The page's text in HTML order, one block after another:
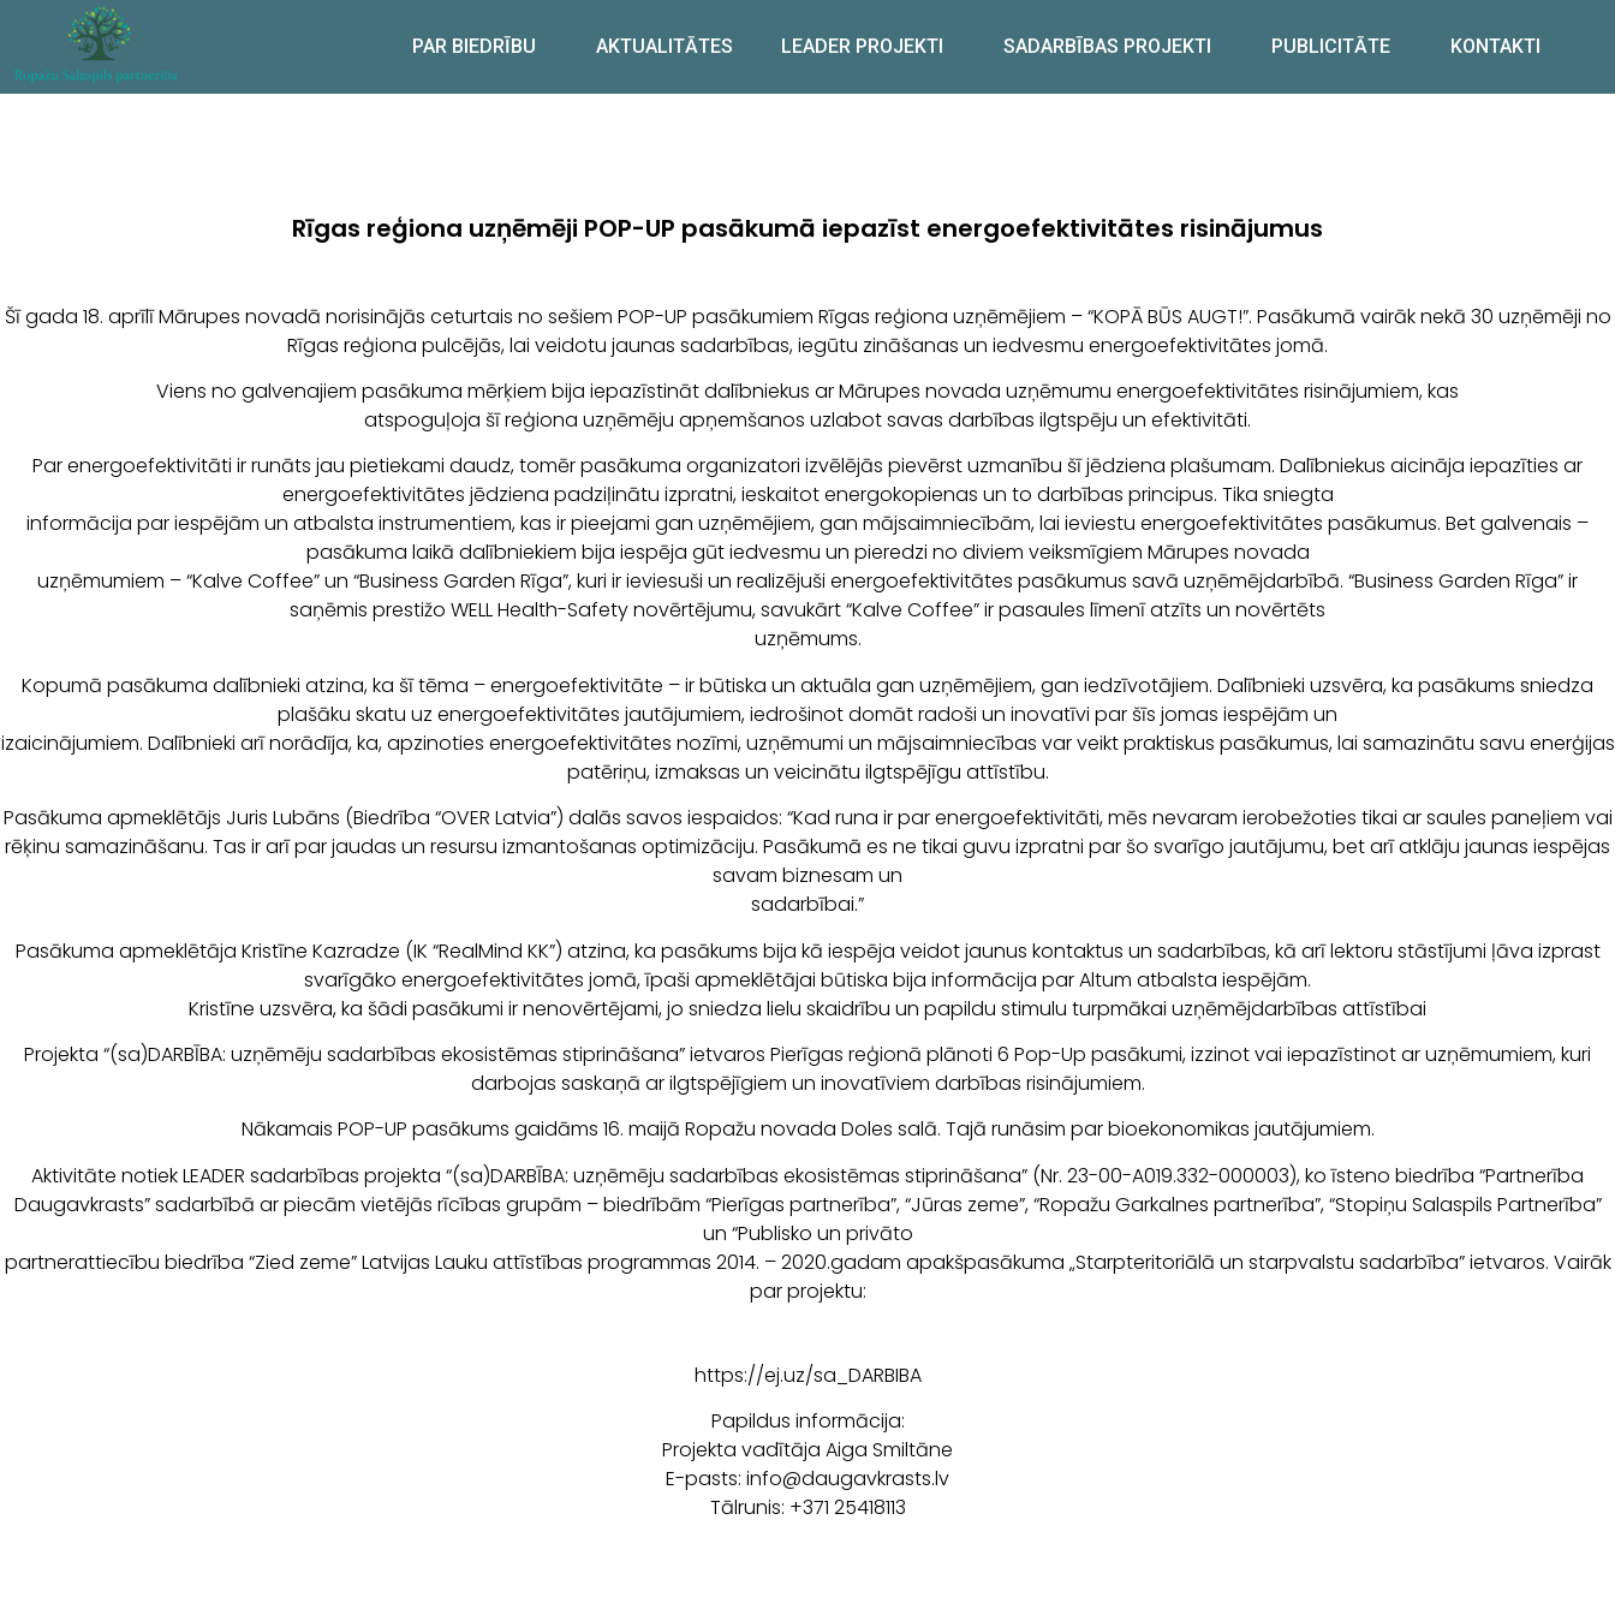
PAR BIEDRĪBU AKTUALITĀTES LEADER PROJEKTI SADARBĪBAS PROJEKTI PUBLICITĀTE KONTAKTI
Rīgas reģiona uzņēmēji POP-UP pasākumā iepazīst energoefektivitātes risinājumus
Šī gada 18. aprīlī Mārupes novadā norisinājās ceturtais no sešiem POP-UP pasākumiem Rīgas reģiona uzņēmējiem – “KOPĀ BŪS AUGT!”. Pasākumā vairāk nekā 30 uzņēmēji no
Rīgas reģiona pulcējās, lai veidotu jaunas sadarbības, iegūtu zināšanas un iedvesmu energoefektivitātes jomā.
Viens no galvenajiem pasākuma mērķiem bija iepazīstināt dalībniekus ar Mārupes novada uzņēmumu energoefektivitātes risinājumiem, kas
atspoguļoja šī reģiona uzņēmēju apņemšanos uzlabot savas darbības ilgtspēju un efektivitāti.
Par energoefektivitāti ir runāts jau pietiekami daudz, tomēr pasākuma organizatori izvēlējās pievērst uzmanību šī jēdziena plašumam. Dalībniekus aicināja iepazīties ar
energoefektivitātes jēdziena padziļinātu izpratni, ieskaitot energokopienas un to darbības principus. Tika sniegta
informācija par iespējām un atbalsta instrumentiem, kas ir pieejami gan uzņēmējiem, gan mājsaimniecībām, lai ieviestu energoefektivitātes pasākumus. Bet galvenais –
pasākuma laikā dalībniekiem bija iespēja gūt iedvesmu un pieredzi no diviem veiksmīgiem Mārupes novada
uzņēmumiem – “Kalve Coffee” un “Business Garden Rīga”, kuri ir ieviesuši un realizējuši energoefektivitātes pasākumus savā uzņēmējdarbībā. “Business Garden Rīga” ir
saņēmis prestižo WELL Health-Safety novērtējumu, savukārt “Kalve Coffee” ir pasaules līmenī atzīts un novērtēts
uzņēmums.
Kopumā pasākuma dalībnieki atzina, ka šī tēma – energoefektivitāte – ir būtiska un aktuāla gan uzņēmējiem, gan iedzīvotājiem. Dalībnieki uzsvēra, ka pasākums sniedza
plašāku skatu uz energoefektivitātes jautājumiem, iedrošinot domāt radoši un inovatīvi par šīs jomas iespējām un
izaicinājumiem. Dalībnieki arī norādīja, ka, apzinoties energoefektivitātes nozīmi, uzņēmumi un mājsaimniecības var veikt praktiskus pasākumus, lai samazinātu savu enerģijas
patēriņu, izmaksas un veicinātu ilgtspējīgu attīstību.
Pasākuma apmeklētājs Juris Lubāns (Biedrība “OVER Latvia”) dalās savos iespaidos: “Kad runa ir par energoefektivitāti, mēs nevaram ierobežoties tikai ar saules paneļiem vai
rēķinu samazināšanu. Tas ir arī par jaudas un resursu izmantošanas optimizāciju. Pasākumā es ne tikai guvu izpratni par šo svarīgo jautājumu, bet arī atklāju jaunas iespējas
savam biznesam un
sadarbībai.”
Pasākuma apmeklētāja Kristīne Kazradze (IK “RealMind KK”) atzina, ka pasākums bija kā iespēja veidot jaunus kontaktus un sadarbības, kā arī lektoru stāstījumi ļāva izprast
svarīgāko energoefektivitātes jomā, īpaši apmeklētājai būtiska bija informācija par Altum atbalsta iespējām.
Kristīne uzsvēra, ka šādi pasākumi ir nenovērtējami, jo sniedza lielu skaidrību un papildu stimulu turpmākai uzņēmējdarbības attīstībai
Projekta “(sa)DARBĪBA: uzņēmēju sadarbības ekosistēmas stiprināšana” ietvaros Pierīgas reģionā plānoti 6 Pop-Up pasākumi, izzinot vai iepazīstinot ar uzņēmumiem, kuri
darbojas saskaņā ar ilgtspējīgiem un inovatīviem darbības risinājumiem.
Nākamais POP-UP pasākums gaidāms 16. maijā Ropažu novada Doles salā. Tajā runāsim par bioekonomikas jautājumiem.
Aktivitāte notiek LEADER sadarbības projekta “(sa)DARBĪBA: uzņēmēju sadarbības ekosistēmas stiprināšana” (Nr. 23-00-A019.332-000003), ko īsteno biedrība “Partnerība
Daugavkrasts” sadarbībā ar piecām vietējās rīcības grupām – biedrībām “Pierīgas partnerība”, “Jūras zeme”, “Ropažu Garkalnes partnerība”, “Stopiņu Salaspils Partnerība”
un “Publisko un privāto
partnerattiecību biedrība “Zied zeme” Latvijas Lauku attīstības programmas 2014. – 2020.gadam apakšpasākuma „Starpteritoriālā un starpvalstu sadarbība” ietvaros. Vairāk
par projektu:
https://ej.uz/sa_DARBIBA
Papildus informācija:
Projekta vadītāja Aiga Smiltāne
E-pasts: info@daugavkrasts.lv
Tālrunis: +371 25418113